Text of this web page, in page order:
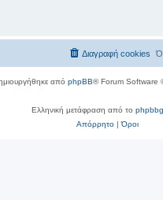
Διαγραφή cookies
από phpBB® Forum Software
Ελληνική μετάφραση από το
Απόρρητο|Όροι